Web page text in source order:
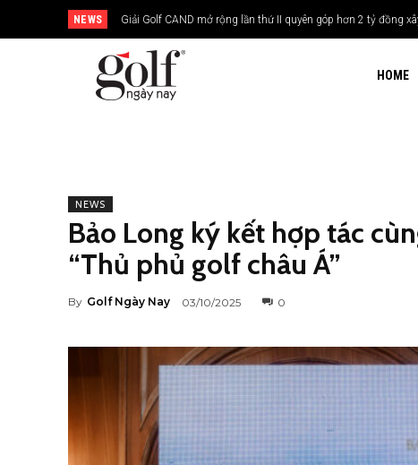
NEWS Giải Golf CAND mở rộng lần thứ II quyên góp hơn 2 tỷ đồng
24H Group tổ chức giải golf kỷ niệm 15 năm thành lập
HOME
NEWS
Bảo Long ký kết hợp tác
“Thủ phủ golf châu Á”
By Golf Ngày Nay 03/10/2025 0